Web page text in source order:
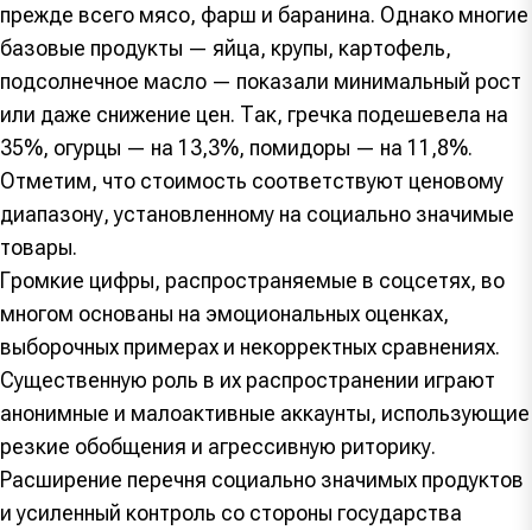
прежде всего мясо, фарш и баранина. Однако многие
базовые продукты — яйца, крупы, картофель,
подсолнечное масло — показали минимальный рост
или даже снижение цен. Так, гречка подешевела на
35%, огурцы — на 13,3%, помидоры — на 11,8%.
Отметим, что стоимость соответствуют ценовому
диапазону, установленному на социально значимые
товары.
Громкие цифры, распространяемые в соцсетях, во
многом основаны на эмоциональных оценках,
выборочных примерах и некорректных сравнениях.
Существенную роль в их распространении играют
анонимные и малоактивные аккаунты, использующие
резкие обобщения и агрессивную риторику.
Расширение перечня социально значимых продуктов
и усиленный контроль со стороны государства